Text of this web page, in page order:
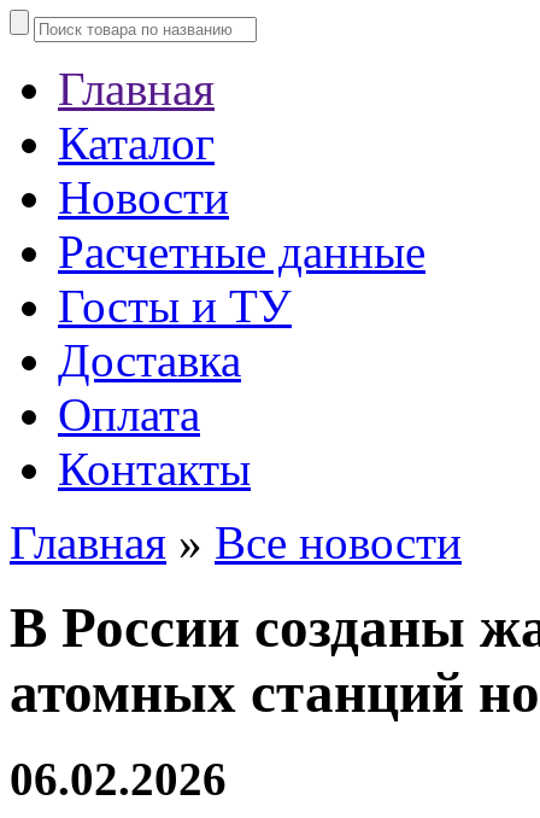
Главная
Каталог
Новости
Расчетные данные
Госты и ТУ
Доставка
Оплата
Контакты
Главная » Все новости
В России созданы
атомных станций
06.02.2026